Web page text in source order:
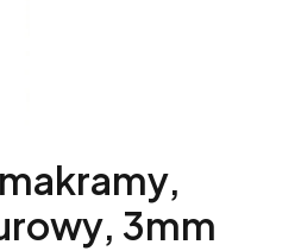
3mm